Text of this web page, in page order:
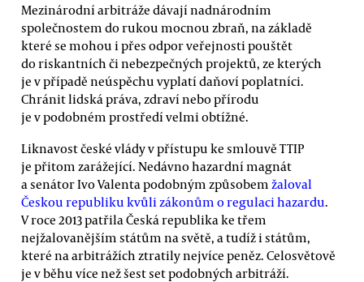
Mezinárodní arbitráže dávají nadnárodním
společnostem do rukou mocnou zbraň, na základě
které se mohou i přes odpor veřejnosti pouštět
do riskantních či nebezpečných projektů, ze kterých
je v případě neúspěchu vyplatí daňoví poplatníci.
Chránit lidská práva, zdraví nebo přírodu
je v podobném prostředí velmi obtížné.
Liknavost české vlády v přístupu ke smlouvě TTIP
je přitom zarážející. Nedávno hazardní magnát
a senátor Ivo Valenta podobným způsobem žaloval
Českou republiku kvůli zákonům o regulaci hazardu.
V roce 2013 patřila Česká republika ke třem
nejžalovanějším státům na světě, a tudíž i státům,
které na arbitrážích ztratily nejvíce peněz. Celosvětově
je v běhu více než šest set podobných arbitráží.